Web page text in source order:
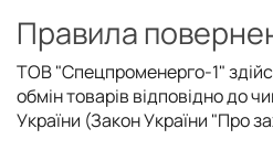
Правила
ТОВ "Спецпроменерго-1"
обмін товарів відповідно до
України (Закон України "Про